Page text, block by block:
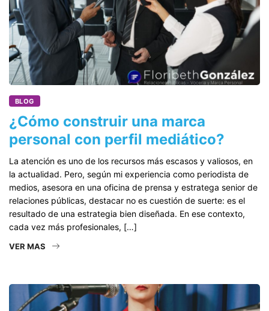
BLOG
¿Cómo construir una marca
personal con perfil mediático?
La atención es uno de los recursos más escasos y valiosos, en
la actualidad. Pero, según mi experiencia como periodista de
medios, asesora en una oficina de prensa y estratega senior de
relaciones públicas, destacar no es cuestión de suerte: es el
resultado de una estrategia bien diseñada. En ese contexto,
cada vez más profesionales, […]
VER MAS